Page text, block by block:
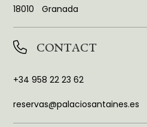
18010 Granada
CONTACT
+34 958 22 23 62
reservas@palaciosantaines.es